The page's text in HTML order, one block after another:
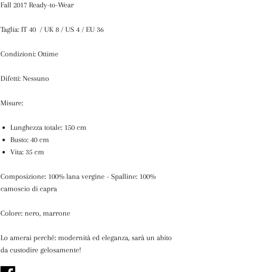
Fall 2017 Ready-to-Wear
Taglia: IT 40 / UK 8 / US 4 / EU 36
Condizioni: Ottime
Difetti: Nessuno
Misure:
Lunghezza totale: 150 cm
Busto: 40 cm
Vita: 35 cm
Composizione: 100% lana vergine - Spalline: 100%
camoscio di capra
Colore: nero, marrone
Lo amerai perché: modernità ed eleganza, sarà un abito
da custodire gelosamente!